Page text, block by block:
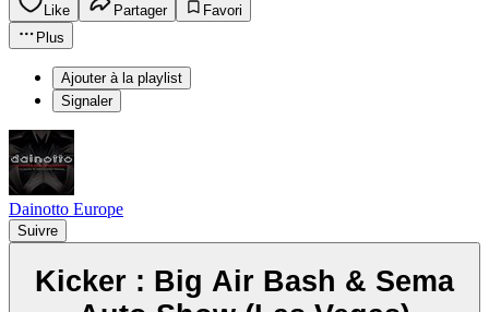
Like Partager
Favori
Plus
Ajouter à la playlist
Signaler
Dainotto Europe
Suivre
Kicker : Big Air Bash & Sema